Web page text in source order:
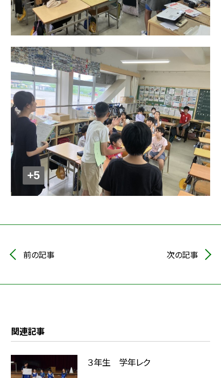
+5
前の記事 次の記事
関連記事
３年生 学年レク